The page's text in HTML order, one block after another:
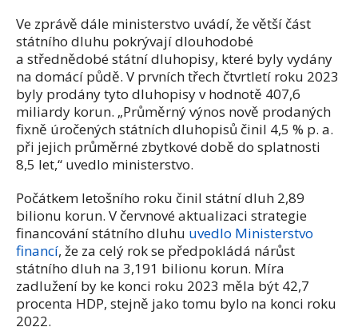
Ve zprávě dále ministerstvo uvádí, že větší část
státního dluhu pokrývají dlouhodobé
a střednědobé státní dluhopisy, které byly vydány
na domácí půdě. V prvních třech čtvrtletí roku 2023
byly prodány tyto dluhopisy v hodnotě 407,6
miliardy korun. „Průměrný výnos nově prodaných
fixně úročených státních dluhopisů činil 4,5 % p. a.
při jejich průměrné zbytkové době do splatnosti
8,5 let,“ uvedlo ministerstvo.
Počátkem letošního roku činil státní dluh 2,89
bilionu korun. V červnové aktualizaci strategie
financování státního dluhu uvedlo Ministerstvo
financí, že za celý rok se předpokládá nárůst
státního dluh na 3,191 bilionu korun. Míra
zadlužení by ke konci roku 2023 měla být 42,7
procenta HDP, stejně jako tomu bylo na konci roku
2022.